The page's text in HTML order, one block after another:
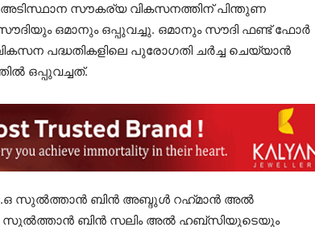
അടിസ്ഥാന സൗകര്യ വികസനത്തിന് പിന്തുണ
ഒമാനും ഒപ്പുവച്ചു. ഒമാനും സൗദി ഫണ്ട് ഫോർ
പദ്ധതികളിലെ പുരോഗതി ചർച്ച ചെയ്യാൻ
ഒപ്പുവച്ചത്.
സുൽത്താൻ ബിൻ അബ്ദുൾ റഹ്‌മാൻ അൽ
സുൽത്താൻ ബിൻ സലിം അൽ ഹബ്‌സിയുടെയും